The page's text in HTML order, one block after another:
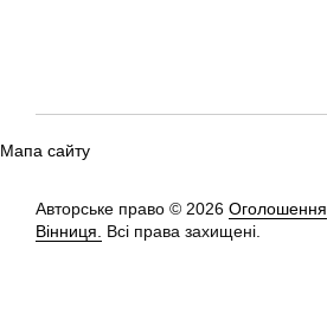
Мапа сайту
Авторське право © 2026 Оголошення
Вінниця.
Всі права захищені.